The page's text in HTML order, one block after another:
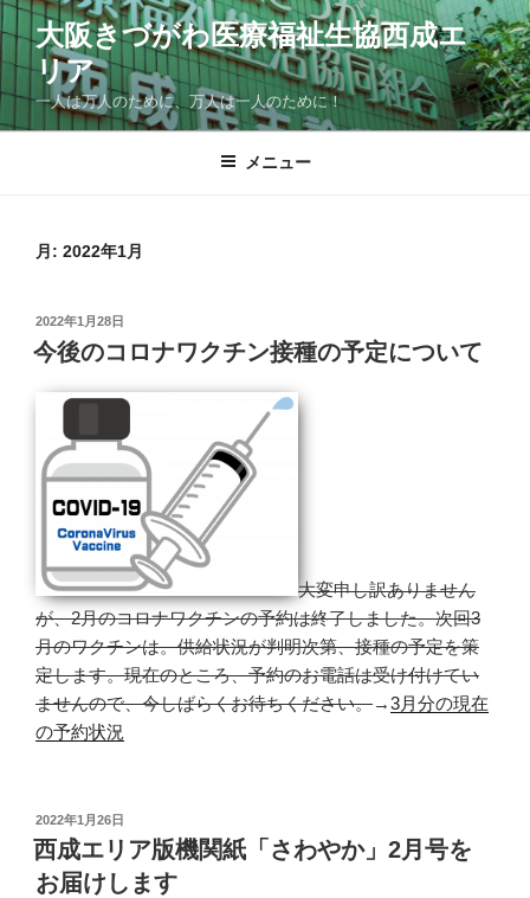
コ
ン
テ
ン
ツ
大阪きづがわ医療福祉生協西成エ
リア
一人は万人のために、万人は一人のために！
メニュー
月: 2022年1月
投
稿
日:
2022年1月28日
今後のコロナワクチン接種の予定について
大変申し訳ありません
が、2月のコロナワクチンの予約は終了しました。次回3
月のワクチンは。供給状況が判明次第、接種の予定を策
定します。現在のところ、予約のお電話は受け付けてい
ませんので、今しばらくお待ちください。→3月分の現在
の予約状況
投
稿
日:
2022年1月26日
西成エリア版機関紙「さわやか」2月号を
お届けします